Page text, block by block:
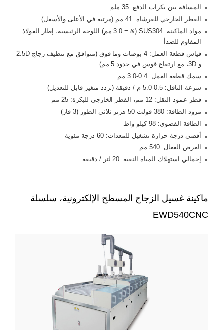
المسافة بين بكرات الدفع: 35 ملم
القطر الخارجي للفرشاة: 41 مم (مرتبة في الأعلى والأسفل)
مواد الماكينة: SUS304 (& = 3.0 مم) اللوحة الرئيسية، إطار الفولاذ
المقاوم للصدأ
قياس قطعة العمل: 4 بوصات وما فوق (متوافق مع تنظيف زجاج 2.5D
و 3D، مع ارتفاع قوس في حدود 5 مم)
سمك قطعة العمل: 0.4-3.0 مم
سرعة الناقل: 0.5-5.0 م / دقيقة (تردد متغير قابل للتعديل)
قطر عمود النقل: 12 مم، القطر الخارجي للبكرة: 25 مم
مزود الطاقة: 380 فولت 50 هرتز ثلاثي الطور (3 فاز)
الطاقة القصوى: 98 كيلو واط
أقصى درجة حرارة تشغيل للمعدات: 60 درجة مئوية
العرض الفعال: 540 مم
إجمالي استهلاك المياه النقية: 20 لتر / دقيقة
ماكينة غسيل الزجاج المسطح الإلكترونية، سلسلة
EWD540CNC